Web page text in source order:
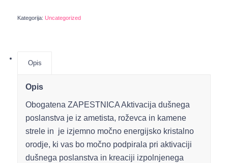
Kategorija: Uncategorized
Opis
Opis
Obogatena ZAPESTNICA Aktivacija dušnega
poslanstva je iz ametista, roževca in kamene
strele in je izjemno močno energijsko kristalno
orodje, ki vas bo močno podpirala pri aktivaciji
dušnega poslanstva in kreaciji izpolnjenega